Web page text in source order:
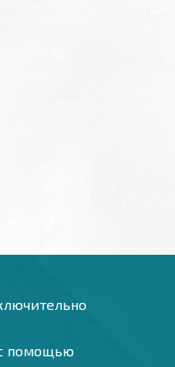
помощью